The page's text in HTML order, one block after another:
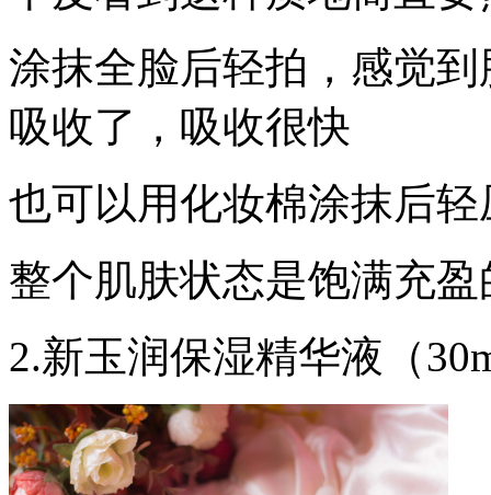
涂抹全脸后轻拍，感觉
吸收了，吸收很快
也可以用化妆棉涂抹后
整个肌肤状态是饱满充盈
2.新玉润保湿精华液（